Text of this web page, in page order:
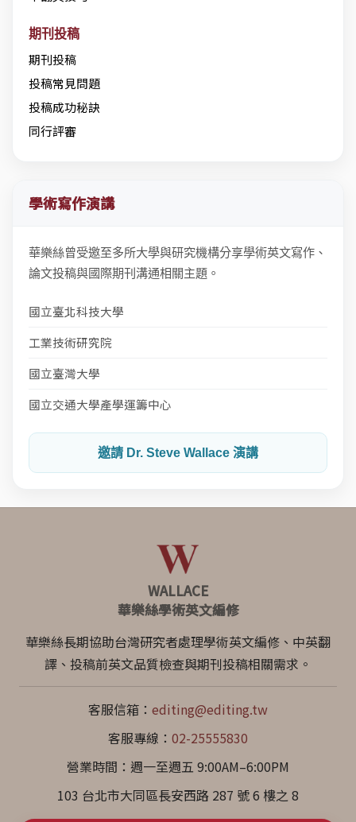
期刊投稿
期刊投稿
投稿常見問題
投稿成功秘訣
同行評審
學術寫作演講
華樂絲曾受邀至多所大學與研究機構分享學術英文寫作、
論文投稿與國際期刊溝通相關主題。
國立臺北科技大學
工業技術研究院
國立臺灣大學
國立交通大學產學運籌中心
邀請 Dr. Steve Wallace 演講
WALLACE
華樂絲學術英文編修
華樂絲長期協助台灣研究者處理學術英文編修、中英翻
譯、投稿前英文品質檢查與期刊投稿相關需求。
客服信箱： editing@editing.tw
客服專線： 02-25555830
營業時間：週一至週五 9:00AM–6:00PM
103 台北市大同區長安西路 287 號 6 樓之 8